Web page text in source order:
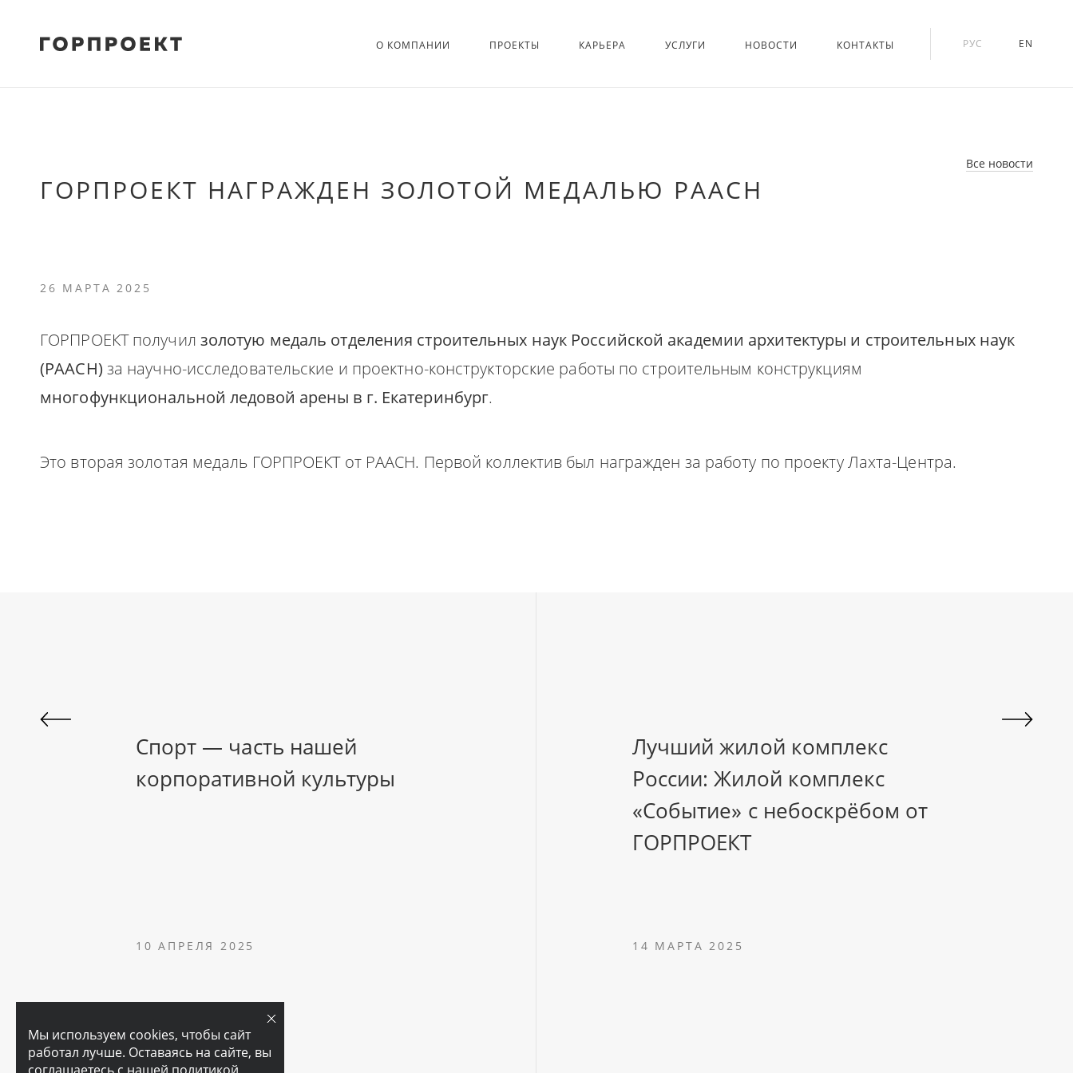
О КОМПАНИИ ПРОЕКТЫ КАРЬЕРА УСЛУГИ НОВОСТИ КОНТАКТЫ РУС EN
ГОРПРОЕКТ НАГРАЖДЕН ЗОЛОТОЙ МЕДАЛЬЮ РААСН
Все новости
26 МАРТА 2025
ГОРПРОЕКТ получил золотую медаль отделения строительных наук Российской академии архитектуры и строительных наук
(РААСН) за научно-исследовательские и проектно-конструкторские работы по строительным конструкциям
многофункциональной ледовой арены в г. Екатеринбург.
Это вторая золотая медаль ГОРПРОЕКТ от РААСН. Первой коллектив был награжден за работу по проекту Лахта-Центра.
Спорт — часть нашей
корпоративной культуры
10 АПРЕЛЯ 2025
Лучший жилой комплекс
России: Жилой комплекс
«Событие» с небоскрёбом от
ГОРПРОЕКТ
14 МАРТА 2025
Мы используем cookies, чтобы сайт
работал лучше. Оставаясь на сайте, вы